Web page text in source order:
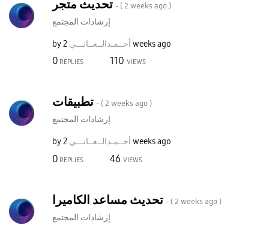
تحديث متجر - ( 2 weeks ago )
إرشادات المجتمع
by أحــمـدالــعــانـــي 2 weeks ago
0 REPLIES 110 VIEWS
تطبيقات - ( 2 weeks ago )
إرشادات المجتمع
by أحــمـدالــعــانـــي 2 weeks ago
0 REPLIES 46 VIEWS
تحديث مساعد الكاميرا - ( 2 weeks ago )
إرشادات المجتمع